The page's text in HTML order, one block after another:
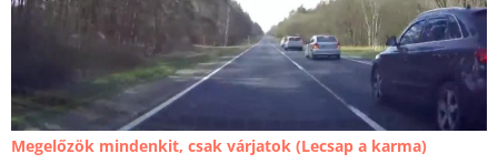
Megelőzök mindenkit, csak várjatok (Lecsap a karma)